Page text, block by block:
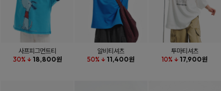
사프피그먼트티
30% ↓ 18,800원
알비티셔츠
50% ↓ 11,400원
투마티셔츠
10% ↓ 17,900원